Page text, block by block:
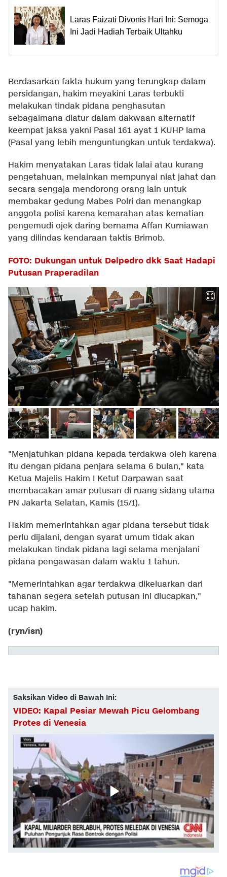
Laras Faizati Divonis Hari Ini: Semoga
Ini Jadi Hadiah Terbaik Ultahku
Berdasarkan fakta hukum yang terungkap dalam
persidangan, hakim meyakini Laras terbukti
melakukan tindak pidana penghasutan
sebagaimana diatur dalam dakwaan alternatif
keempat jaksa yakni Pasal 161 ayat 1 KUHP lama
(Pasal yang lebih menguntungkan untuk terdakwa).
Hakim menyatakan Laras tidak lalai atau kurang
pengetahuan, melainkan mempunyai niat jahat dan
secara sengaja mendorong orang lain untuk
membakar gedung Mabes Polri dan menangkap
anggota polisi karena kemarahan atas kematian
pengemudi ojek daring bernama Affan Kurniawan
yang dilindas kendaraan taktis Brimob.
FOTO: Dukungan untuk Delpedro dkk Saat Hadapi
Putusan Praperadilan
"Menjatuhkan pidana kepada terdakwa oleh karena
itu dengan pidana penjara selama 6 bulan," kata
Ketua Majelis Hakim I Ketut Darpawan saat
membacakan amar putusan di ruang sidang utama
PN Jakarta Selatan, Kamis (15/1).
Hakim memerintahkan agar pidana tersebut tidak
perlu dijalani, dengan syarat umum tidak akan
melakukan tindak pidana lagi selama menjalani
pidana pengawasan dalam waktu 1 tahun.
"Memerintahkan agar terdakwa dikeluarkan dari
tahanan segera setelah putusan ini diucapkan,"
ucap hakim.
(ryn/isn)
Saksikan Video di Bawah Ini:
VIDEO: Kapal Pesiar Mewah Picu Gelombang
Protes di Venesia